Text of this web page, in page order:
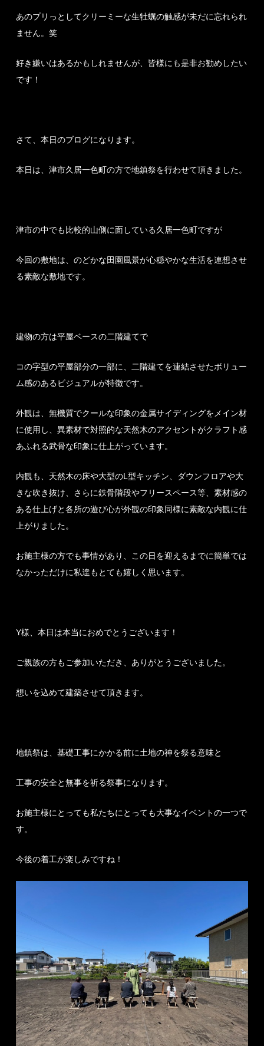
あのプリっとしてクリーミーな生牡蠣の触感が未だに忘れられ
ません。笑
好き嫌いはあるかもしれませんが、皆様にも是非お勧めしたい
です！
さて、本日のブログになります。
本日は、津市久居一色町の方で地鎮祭を行わせて頂きました。
津市の中でも比較的山側に面している久居一色町ですが
今回の敷地は、のどかな田園風景が心穏やかな生活を連想させ
る素敵な敷地です。
建物の方は平屋ベースの二階建てで
コの字型の平屋部分の一部に、二階建てを連結させたボリュー
ム感のあるビジュアルが特徴です。
外観は、無機質でクールな印象の金属サイディングをメイン材
に使用し、異素材で対照的な天然木のアクセントがクラフト感
あふれる武骨な印象に仕上がっています。
内観も、天然木の床や大型のL型キッチン、ダウンフロアや大
きな吹き抜け、さらに鉄骨階段やフリースペース等、素材感の
ある仕上げと各所の遊び心が外観の印象同様に素敵な内観に仕
上がりました。
お施主様の方でも事情があり、この日を迎えるまでに簡単では
なかっただけに私達もとても嬉しく思います。
Y様、本日は本当におめでとうございます！
ご親族の方もご参加いただき、ありがとうございました。
想いを込めて建築させて頂きます。
地鎮祭は、基礎工事にかかる前に土地の神を祭る意味と
工事の安全と無事を祈る祭事になります。
お施主様にとっても私たちにとっても大事なイベントの一つで
す。
今後の着工が楽しみですね！